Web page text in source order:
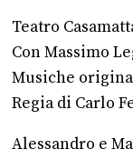
Teatro
Con Massimo
Musiche
Regia di Carlo
Alessandro e